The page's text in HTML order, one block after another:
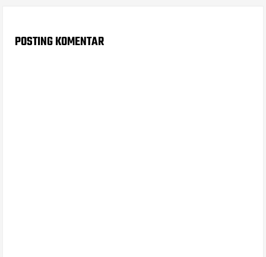
POSTING KOMENTAR